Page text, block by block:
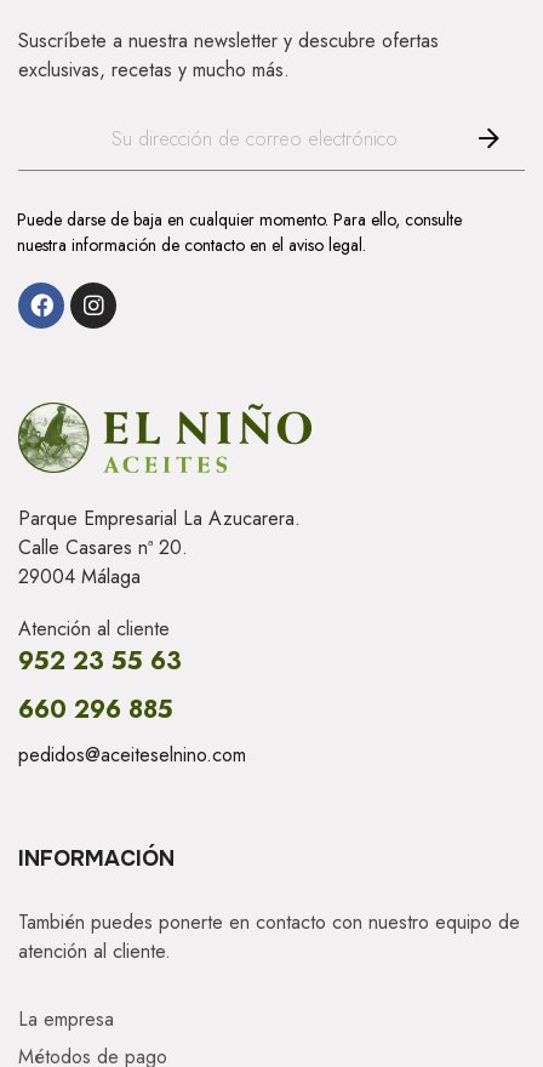
Suscríbete a nuestra newsletter y descubre ofertas
exclusivas, recetas y mucho más.
Puede darse de baja en cualquier momento. Para ello, consulte
nuestra información de contacto en el aviso legal.
Parque Empresarial La Azucarera.
Calle Casares nª 20.
29004 Málaga
Atención al cliente
952 23 55 63
660 296 885
pedidos@aceiteselnino.com
INFORMACIÓN
También puedes ponerte en contacto con nuestro equipo de
atención al cliente.
La empresa
Métodos de pago